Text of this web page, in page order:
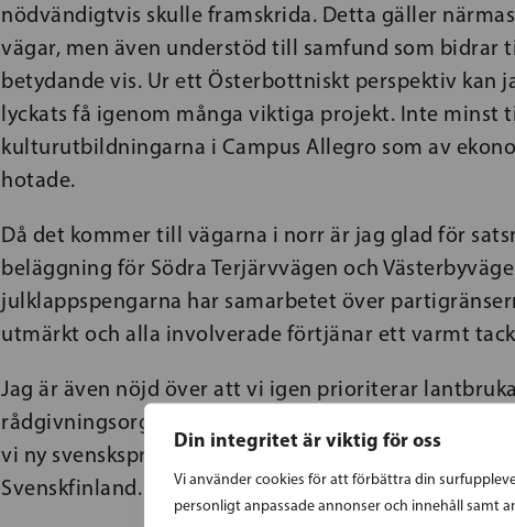
Din integritet är viktig för oss
Vi använder cookies för att förbättra din
personligt anpassade annonser och innehåll samt
nödvändigtvis skulle framskrida. Detta gäller
vägar, men även understöd till samfund som bidrar
betydande vis. Ur ett Österbottniskt perspektiv kan
lyckats få igenom många viktiga projekt. Inte minst
kulturutbildningarna i Campus Allegro som av
hotade.
Då det kommer till vägarna i norr är jag glad för
beläggning för Södra Terjärvvägen och
julklappspengarna har samarbetet över
utmärkt och alla involverade förtjänar ett varmt
Jag är även nöjd över att vi igen prioriterar
rådgivningsorganisation ProAgria och 4H som igen
vi ny svenskspråkig psykoterapiutbildning, som
Svenskfinland.